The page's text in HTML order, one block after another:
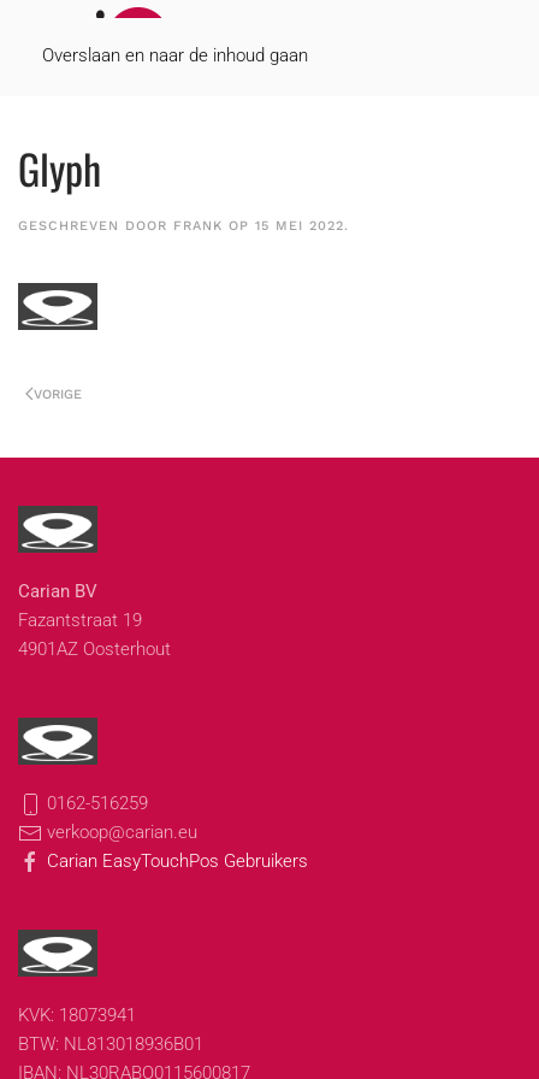
Overslaan en naar de inhoud gaan
Glyph
GESCHREVEN DOOR FRANK OP 15 MEI 2022.
VORIGE
Carian BV
Fazantstraat 19
4901AZ Oosterhout
0162-516259
verkoop@carian.eu
Carian EasyTouchPos Gebruikers
KVK: 18073941
BTW: NL813018936B01
IBAN: NL30RABO0115600817